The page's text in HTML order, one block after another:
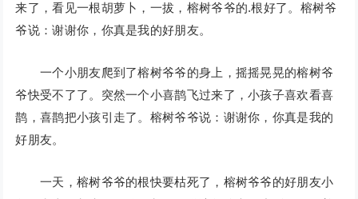
来了，看见一根胡萝卜，一拔，榕树爷爷的.根好了。榕树爷
爷说：谢谢你，你真是我的好朋友。
一个小朋友爬到了榕树爷爷的身上，摇摇晃晃的榕树爷
爷快受不了了。突然一个小喜鹊飞过来了，小孩子喜欢看喜
鹊，喜鹊把小孩引走了。榕树爷爷说：谢谢你，你真是我的
好朋友。
一天，榕树爷爷的根快要枯死了，榕树爷爷的好朋友小